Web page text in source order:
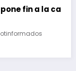
contra la